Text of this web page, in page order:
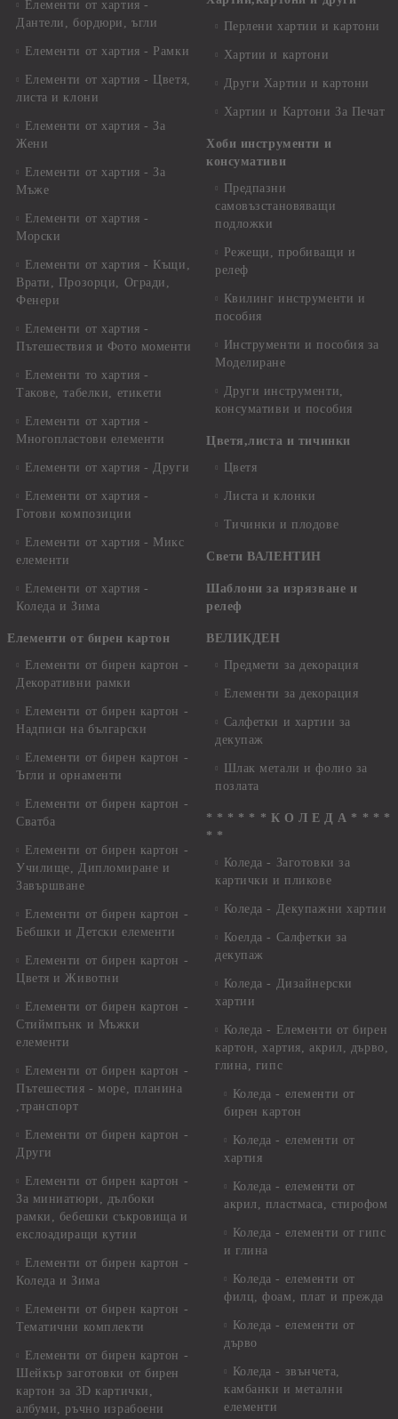
Елементи от хартия -
Дантели, бордюри, ъгли
Елементи от хартия - Рамки
Елементи от хартия - Цветя,
листа и клони
Елементи от хартия - За
Жени
Елементи от хартия - За
Мъже
Елементи от хартия -
Морски
Елементи от хартия - Къщи,
Врати, Прозорци, Огради,
Фенери
Елементи от хартия -
Пътешествия и Фото моменти
Елементи то хартия -
Такове, табелки, етикети
Елементи от хартия -
Многопластови елементи
Елементи от хартия - Други
Елементи от хартия -
Готови композиции
Елементи от хартия - Микс
елементи
Елементи от хартия -
Коледа и Зима
Елементи от бирен картон
Елементи от бирен картон -
Декоративни рамки
Елементи от бирен картон -
Надписи на български
Елементи от бирен картон -
Ъгли и орнаменти
Елементи от бирен картон -
Сватба
Елементи от бирен картон -
Училище, Дипломиране и
Завършване
Елементи от бирен картон -
Бебшки и Детски елементи
Елементи от бирен картон -
Цветя и Животни
Елементи от бирен картон -
Стиймпънк и Мъжки
елементи
Елементи от бирен картон -
Пътешестия - море, планина
,транспорт
Елементи от бирен картон -
Други
Елементи от бирен картон -
За миниатюри, дълбоки
рамки, бебешки съкровища и
екслоадиращи кутии
Елементи от бирен картон -
Коледа и Зима
Елементи от бирен картон -
Тематични комплекти
Елементи от бирен картон -
Шейкър заготовки от бирен
картон за 3D картички,
албуми, ръчно израбоени
Перлени хартии и картони
Хартии и картони
Други Хартии и картони
Хартии и Картони За Печат
Хоби инструменти и
консумативи
Предпазни
самовъзстановяващи
подложки
Режещи, пробиващи и
релеф
Квилинг инструменти и
пособия
Инструменти и пособия за
Моделиране
Други инструменти,
консумативи и пособия
Цветя,листа и тичинки
Цветя
Листа и клонки
Тичинки и плодове
Свети ВАЛЕНТИН
Шаблони за изрязване и
релеф
ВЕЛИКДЕН
Предмети за декорация
Елементи за декорация
Салфетки и хартии за
декупаж
Шлак метали и фолио за
позлата
* * * * * * К О Л Е Д А * * * *
* *
Коледа - Заготовки за
картички и пликове
Коледа - Декупажни хартии
Коелда - Салфетки за
декупаж
Коледа - Дизайнерски
хартии
Коледа - Eлементи от бирен
картон, хартия, акрил, дърво,
глина, гипс
Коледа - елементи от
бирен картон
Коледа - елементи от
хартия
Коледа - елементи от
акрил, пластмаса, стирофом
Коледа - елементи от гипс
и глина
Коледа - елементи от
филц, фоам, плат и прежда
Коледа - елементи от
дърво
Коледа - звънчета,
камбанки и метални
елементи